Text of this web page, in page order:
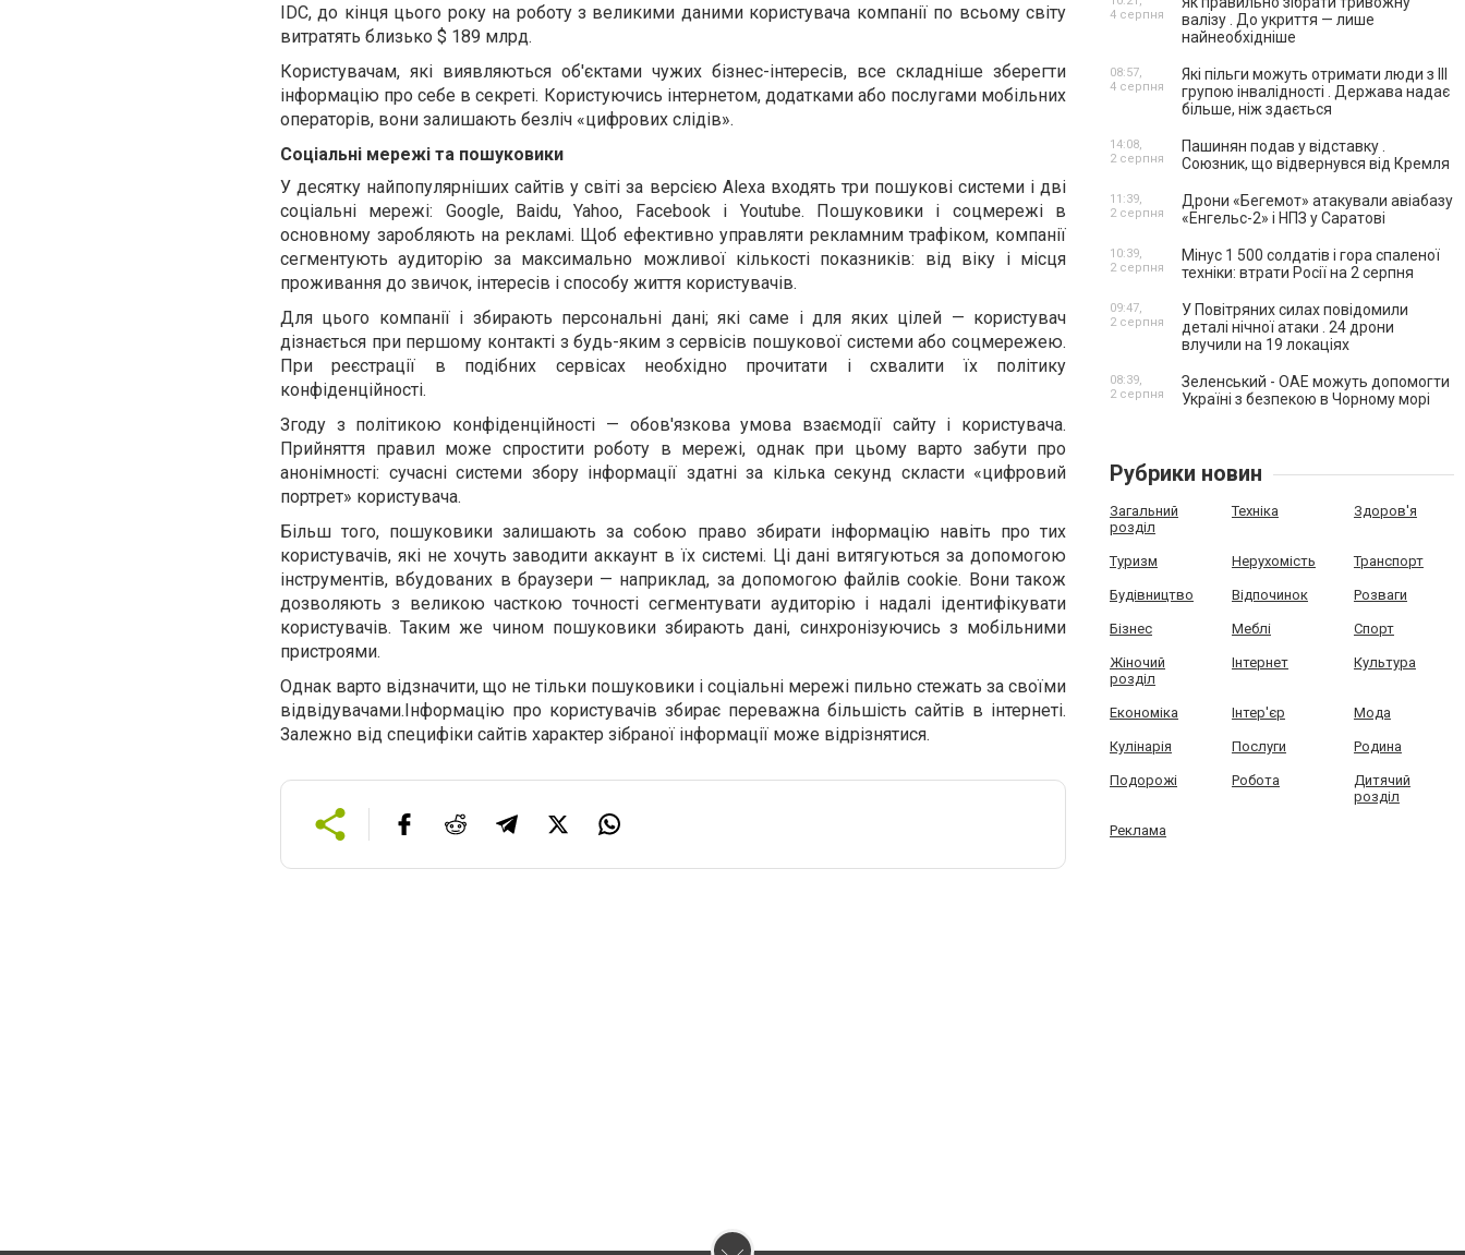
IDC, до кінця цього року на роботу з великими даними користувача компанії по всьому світу
витратять близько $ 189 млрд.
Користувачам, які виявляються об'єктами чужих бізнес-інтересів, все складніше зберегти
інформацію про себе в секреті. Користуючись інтернетом, додатками або послугами мобільних
операторів, вони залишають безліч «цифрових слідів».
Соціальні мережі та пошуковики
У десятку найпопулярніших сайтів у світі за версією Alexa входять три пошукові системи і дві
соціальні мережі: Google, Baidu, Yahoo, Facebook і Youtube. Пошуковики і соцмережі в
основному заробляють на рекламі. Щоб ефективно управляти рекламним трафіком, компанії
сегментують аудиторію за максимально можливої кількості показників: від віку і місця
проживання до звичок, інтересів і способу життя користувачів.
Для цього компанії і збирають персональні дані; які саме і для яких цілей — користувач
дізнається при першому контакті з будь-яким з сервісів пошукової системи або соцмережею.
При реєстрації в подібних сервісах необхідно прочитати і схвалити їх політику
конфіденційності.
Згоду з політикою конфіденційності — обов'язкова умова взаємодії сайту і користувача.
Прийняття правил може спростити роботу в мережі, однак при цьому варто забути про
анонімності: сучасні системи збору інформації здатні за кілька секунд скласти «цифровий
портрет» користувача.
Більш того, пошуковики залишають за собою право збирати інформацію навіть про тих
користувачів, які не хочуть заводити аккаунт в їх системі. Ці дані витягуються за допомогою
інструментів, вбудованих в браузери — наприклад, за допомогою файлів cookie. Вони також
дозволяють з великою часткою точності сегментувати аудиторію і надалі ідентифікувати
користувачів. Таким же чином пошуковики збирають дані, синхронізуючись з мобільними
пристроями.
Однак варто відзначити, що не тільки пошуковики і соціальні мережі пильно стежать за своїми
відвідувачами.Інформацію про користувачів збирає переважна більшість сайтів в інтернеті.
Залежно від специфіки сайтів характер зібраної інформації може відрізнятися.
валізу . До укриття — лише
найнеобхідніше
4 серпня
Які пільги можуть отримати люди з III
групою інвалідності . Держава надає
більше, ніж здається
08:57,
4 серпня
Пашинян подав у відставку .
Союзник, що відвернувся від Кремля
14:08,
2 серпня
Дрони «Бегемот» атакували авіабазу
«Енгельс-2» і НПЗ у Саратові
11:39,
2 серпня
Мінус 1 500 солдатів і гора спаленої
техніки: втрати Росії на 2 серпня
10:39,
2 серпня
У Повітряних силах повідомили
деталі нічної атаки . 24 дрони
влучили на 19 локаціях
09:47,
2 серпня
Зеленський - ОАЕ можуть допомогти
Україні з безпекою в Чорному морі
08:39,
2 серпня
Рубрики новин
Загальний
розділ
Техніка Здоров'я
Туризм Нерухомість Транспорт
Будівництво Відпочинок Розваги
Бізнес Меблі Спорт
Жіночий
розділ
Інтернет Культура
Економіка Інтер'єр Мода
Кулінарія Послуги Родина
Подорожі Робота
Дитячий
розділ
Реклама